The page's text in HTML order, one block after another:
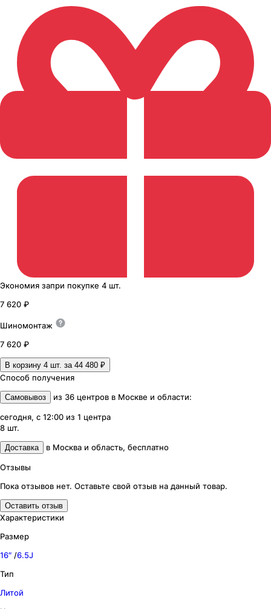
Экономия запри покупке 4 шт.
7 620 ₽
Шиномонтаж
7 620 ₽
В корзину 4 шт. за 44 480 ₽
Способ получения
Самовывоз из 36 центров в Москве и области:
сегодня, с 12:00 из 1 центра
8 шт.
Доставка в Москва и область, бесплатно
Отзывы
Пока отзывов нет. Оставьте свой отзыв на данный товар.
Оставить отзыв
Характеристики
Размер
16″ /6.5J
Тип
Литой